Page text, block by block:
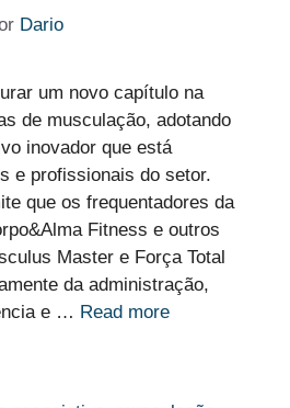
Dario
um novo capítulo na
de musculação, adotando
inovador que está
e profissionais do setor.
que os frequentadores da
Fitness e outros
Master e Força Total
da administração,
e … Read more